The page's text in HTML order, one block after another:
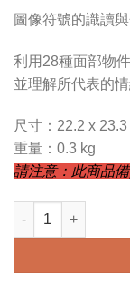
圖像符號的識讀
利用28種面部物
並理解所代表的情
尺寸：22.2 x
重量：0.3 kg
請注意：此商品
語文區-多變表情拼